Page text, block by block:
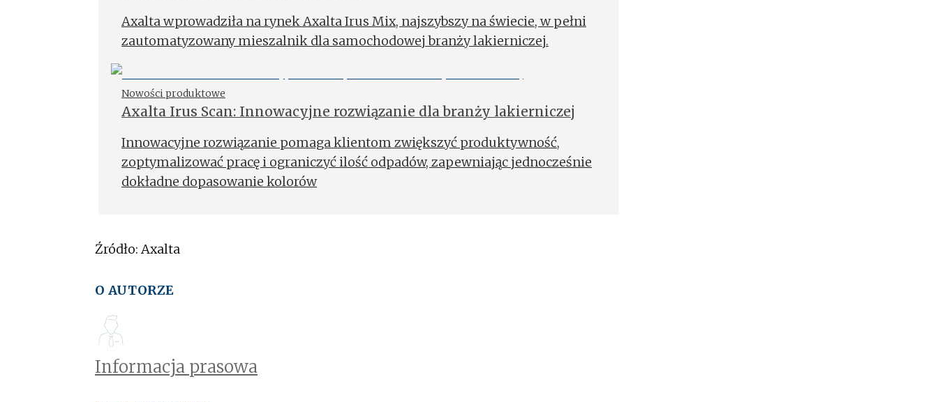
Axalta wprowadziła na rynek Axalta Irus Mix, najszybszy na świecie, w pełni
zautomatyzowany mieszalnik dla samochodowej branży lakierniczej.
Nowości produktowe
Axalta Irus Scan: Innowacyjne rozwiązanie dla branży lakierniczej
Innowacyjne rozwiązanie pomaga klientom zwiększyć produktywność,
zoptymalizować pracę i ograniczyć ilość odpadów, zapewniając jednocześnie
dokładne dopasowanie kolorów
Źródło: Axalta
O AUTORZE
Informacja prasowa